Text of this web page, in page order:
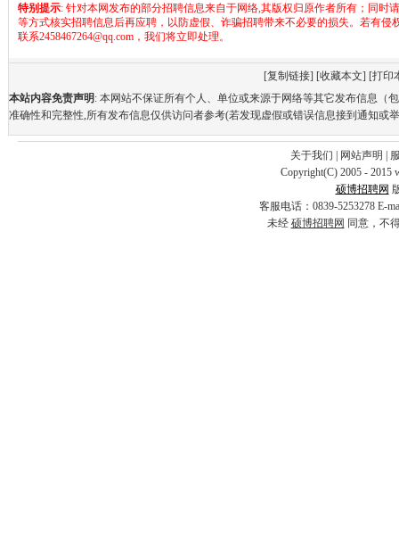
特别提示: 针对本网发布的部分招聘信息来自于网络,其版权归原作者所有；同时
等方式核实招聘信息后再应聘，以防虚假、诈骗招聘带来不必要的损失。若有侵
联系2458467264@qq.com，我们将立即处理。
[复制链接] [收藏本文] [打印
本站内容免责声明 : 本网站不保证所有个人、单位或来源于网络等其它发布信息（
准确性和完整性,所有发布信息仅供访问者参考(若发现虚假或错误信息接到通知或
关于我们 网站声明
Copyright(C) 2005 - 2015
硕博招聘网
客服电话：0839-5253278 E-
未经 硕博招聘网 同意，不